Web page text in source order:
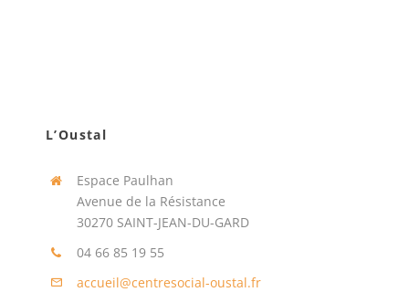
L’Oustal
Espace Paulhan
Avenue de la Résistance
30270 SAINT-JEAN-DU-GARD
04 66 85 19 55
accueil@centresocial-oustal.fr